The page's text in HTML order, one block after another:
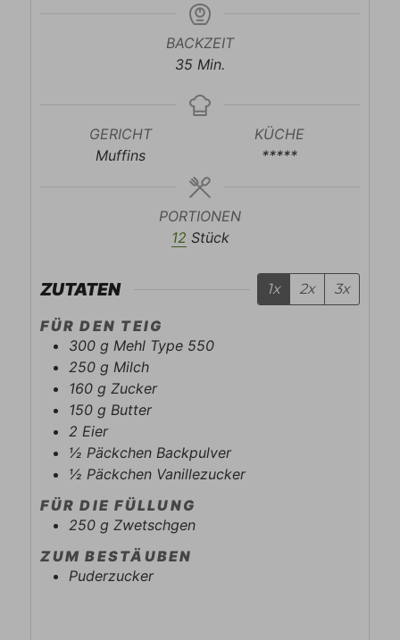
BACKZEIT
35Minuten
Min.
GERICHT
Muffins
KÜCHE
*****
PORTIONEN
12 Stück
ZUTATEN 1x 2x 3x
FÜR DEN TEIG
300 g Mehl Type 550
250 g Milch
160 g Zucker
150 g Butter
2 Eier
½ Päckchen Backpulver
½ Päckchen Vanillezucker
FÜR DIE FÜLLUNG
250 g Zwetschgen
ZUM BESTÄUBEN
Puderzucker